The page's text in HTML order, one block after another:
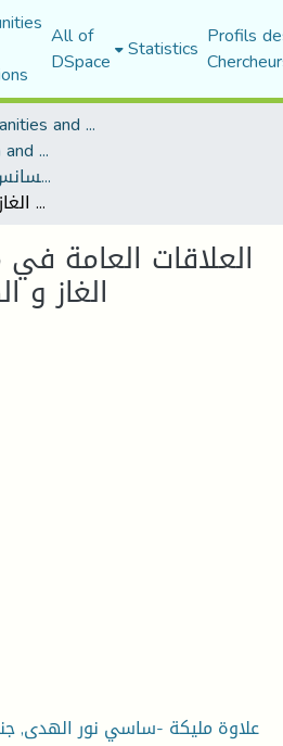
All of
DSpace Statistics Profils
Faculty of Humanities and Social Sciences
Department of Media and Communication Studies
Graduate Reports - تقارير الليسانس
( العلاقات العامة في مؤسسة توزيع الغاز و الكهرباء (سونلغاز
الغاز و
-علاوة مليكة -ساسي نور الهدى,